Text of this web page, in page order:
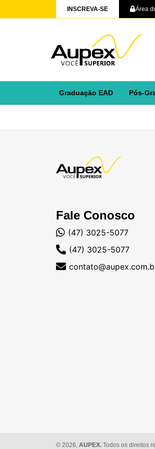
INSCREVA-SE Área
Graduação EAD Pós-
Fale Conosco
(47) 3025-5077
(47) 3025-5077
© 2026, AUPEX. Todos os direitos